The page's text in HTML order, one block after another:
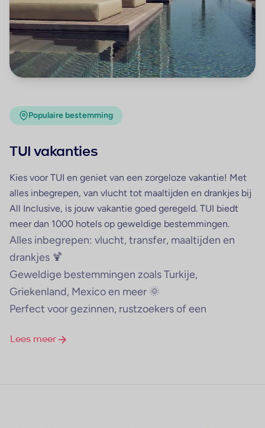
Populaire bestemming
TUI vakanties
Kies voor TUI en geniet van een zorgeloze vakantie! Met
alles inbegrepen, van vlucht tot maaltijden en drankjes bij
All Inclusive, is jouw vakantie goed geregeld. TUI biedt
meer dan 1000 hotels op geweldige bestemmingen.
Alles inbegrepen: vlucht, transfer, maaltijden en
drankjes 🍹
Geweldige bestemmingen zoals Turkije,
Griekenland, Mexico en meer 🌞
Perfect voor gezinnen, rustzoekers of een
Lees meer